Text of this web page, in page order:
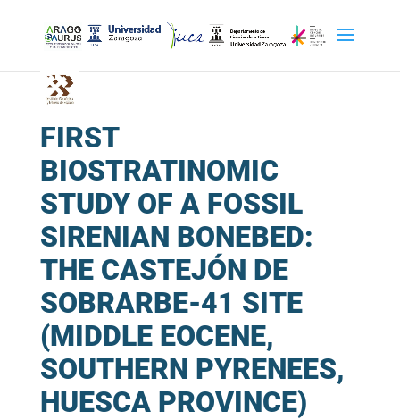
FIRST
BIOSTRATINOMIC
STUDY OF A FOSSIL
SIRENIAN BONEBED:
THE CASTEJÓN DE
SOBRARBE-41 SITE
(MIDDLE EOCENE,
SOUTHERN PYRENEES,
HUESCA PROVINCE)